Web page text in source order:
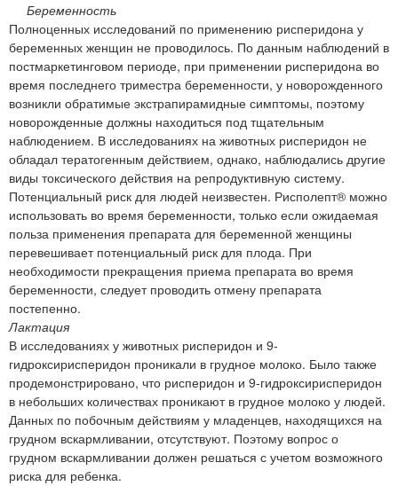
Беременность
Полноценных исследований по применению рисперидона у
беременных женщин не проводилось. По данным наблюдений в
постмаркетинговом периоде, при применении рисперидона во
время последнего триместра беременности, у новорожденного
возникли обратимые экстрапирамидные симптомы, поэтому
новорожденные должны находиться под тщательным
наблюдением. В исследованиях на животных рисперидон не
обладал тератогенным действием, однако, наблюдались другие
виды токсического действия на репродуктивную систему.
Потенциальный риск для людей неизвестен. Рисполепт® можно
использовать во время беременности, только если ожидаемая
польза применения препарата для беременной женщины
перевешивает потенциальный риск для плода. При
необходимости прекращения приема препарата во время
беременности, следует проводить отмену препарата
постепенно.
Лактация
В исследованиях у животных рисперидон и 9-
гидроксирисперидон проникали в грудное молоко. Было также
продемонстрировано, что рисперидон и 9-гидроксирисперидон
в небольших количествах проникают в грудное молоко у людей.
Данных по побочным действиям у младенцев, находящихся на
грудном вскармливании, отсутствуют. Поэтому вопрос о
грудном вскармливании должен решаться с учетом возможного
риска для ребенка.